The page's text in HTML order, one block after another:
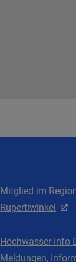
Mitglied im
Rupertiwinkel
Hochwasser-Info
Meldungen,